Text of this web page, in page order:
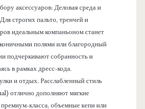
аксессуаров: Деловая среда и
строгих пальто, тренчей и
идеальным компаньоном станет
полями или благородный
подчеркивают собранность и
в рамках дресс-кода.
и отдых. Расслабленный стиль
отлично дополняют мягкие
класса, объемные кепи или